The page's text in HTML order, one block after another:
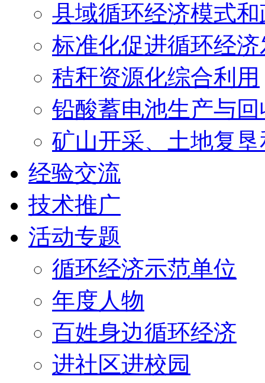
县域循环经济模式
标准化促进循环经
秸秆资源化综合利用
铅酸蓄电池生产与回
矿山开采、土地复
经验交流
技术推广
活动专题
循环经济示范单位
年度人物
百姓身边循环经济
进社区进校园